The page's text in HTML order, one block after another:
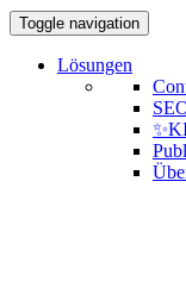
Toggle navigation
Lösungen